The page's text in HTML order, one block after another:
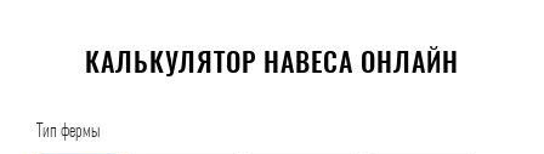
КАЛЬКУЛЯТОР НАВЕСА ОНЛАЙН
Тип фермы